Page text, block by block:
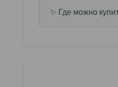
✨ Где можно